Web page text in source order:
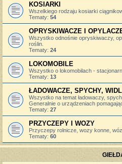
KOSIARKI
Wszelkiego rodzaju kosiarki
Tematy: 54
OPRYSKIWACZE I
Wszystko odnośnie opryskiwaczy,
roślin.
Tematy: 24
LOKOMOBILE
Wszystko o lokomobilach -
Tematy: 13
ŁADOWACZE, SPYCHY,
Wszystko na temat ładowaczy,
Generalnie o urządzeniach
Tematy: 27
PRZYCZEPY I WOZY
Przyczepy rolnicze, wozy konne,
Tematy: 60